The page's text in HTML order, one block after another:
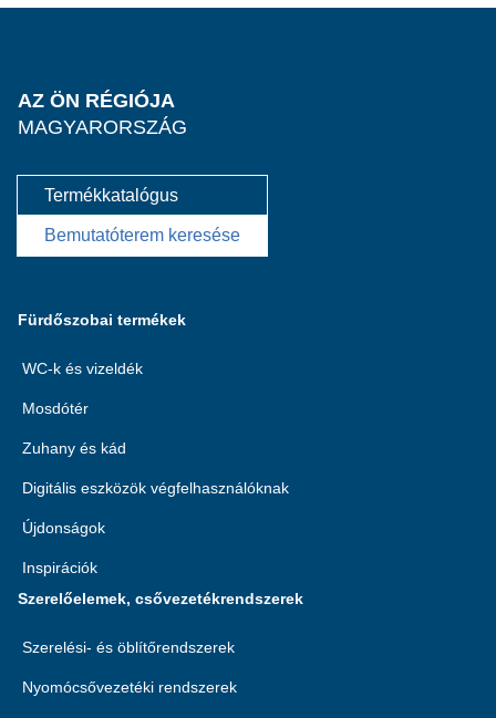
AZ ÖN RÉGIÓJA
MAGYARORSZÁG
Termékkatalógus
Bemutatóterem keresése
Fürdőszobai termékek
WC-k és vizeldék
Mosdótér
Zuhany és kád
Digitális eszközök végfelhasználóknak
Újdonságok
Inspirációk
Szerelőelemek, csővezetékrendszerek
Szerelési- és öblítőrendszerek
Nyomócsővezetéki rendszerek